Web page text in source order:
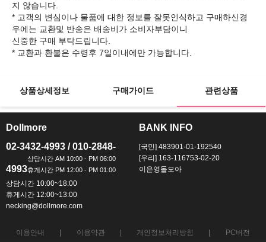
지 않습니다.
* 고객의 변심이나 물품에 대한 정보를 잘못인식하고 구매하신경
우에는 교환및 반송은 배송비가 소비자부담이니
신중한 구매 부탁드립니다.
상품상세정보 구매가이드 관련상품
Dollmore
02-3432-4993 / 010-2848-
4993
상담시간 10:00~18:00
휴게시간 12:00~13:00
necking@dollmore.com
BANK INFO
[국민] 483901-01-192540
[우리] 163-116753-02-20
이은영돌모아
이용안내 이용약관 개인정보처리방침 PC버전